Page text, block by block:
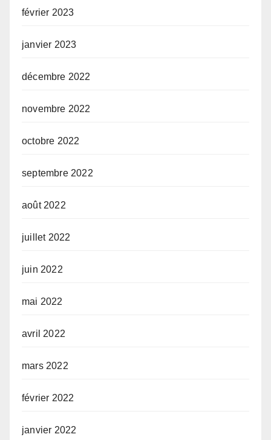
février 2023
janvier 2023
décembre 2022
novembre 2022
octobre 2022
septembre 2022
août 2022
juillet 2022
juin 2022
mai 2022
avril 2022
mars 2022
février 2022
janvier 2022